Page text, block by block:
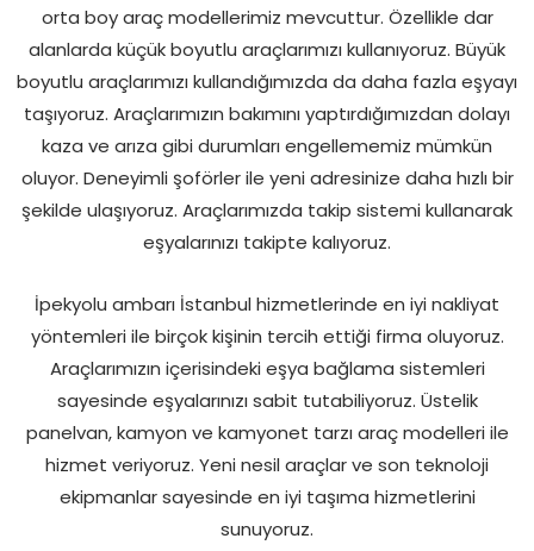
orta boy araç modellerimiz mevcuttur. Özellikle dar
alanlarda küçük boyutlu araçlarımızı kullanıyoruz. Büyük
boyutlu araçlarımızı kullandığımızda da daha fazla eşyayı
taşıyoruz. Araçlarımızın bakımını yaptırdığımızdan dolayı
kaza ve arıza gibi durumları engellememiz mümkün
oluyor. Deneyimli şoförler ile yeni adresinize daha hızlı bir
şekilde ulaşıyoruz. Araçlarımızda takip sistemi kullanarak
eşyalarınızı takipte kalıyoruz.
İpekyolu ambarı İstanbul hizmetlerinde en iyi nakliyat
yöntemleri ile birçok kişinin tercih ettiği firma oluyoruz.
Araçlarımızın içerisindeki eşya bağlama sistemleri
sayesinde eşyalarınızı sabit tutabiliyoruz. Üstelik
panelvan, kamyon ve kamyonet tarzı araç modelleri ile
hizmet veriyoruz. Yeni nesil araçlar ve son teknoloji
ekipmanlar sayesinde en iyi taşıma hizmetlerini
sunuyoruz.